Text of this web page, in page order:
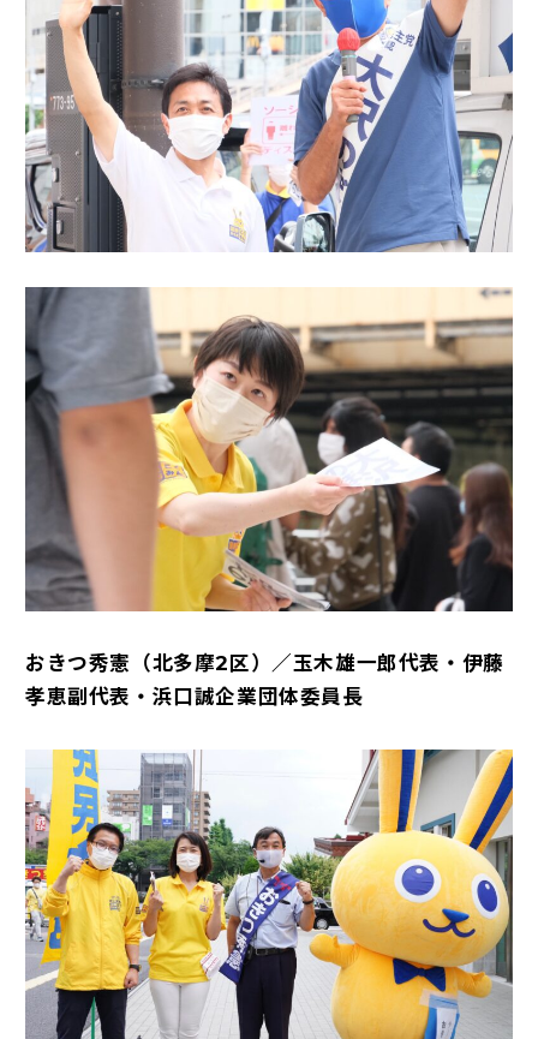
おきつ秀憲（北多摩2区）／玉木雄一郎代表・伊藤
孝恵副代表・浜口誠企業団体委員長